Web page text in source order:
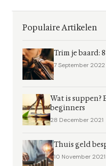
Populaire Artikelen
Trim je baard:
7 September 2022
Wat is suppen?
beginners
28 December 2021
Thuis geld
10 November 2021